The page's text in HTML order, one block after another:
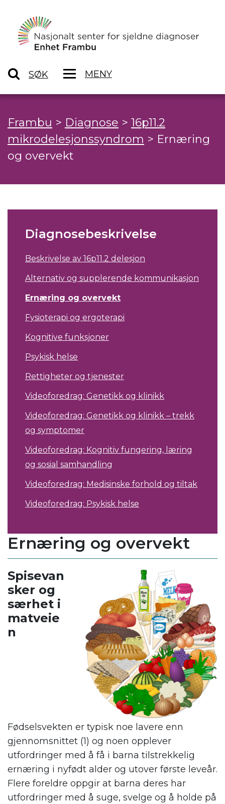
SØK MENY
Frambu > Diagnose > 16p11.2
mikrodelesjonssyndrom > Ernæring
og overvekt
Diagnosebeskrivelse
Beskrivelse av 16p11.2 delesjon
Alternativ og supplerende kommunikasjon
Ernæring og overvekt
Fysioterapi og ergoterapi
Kognitive funksjoner
Psykisk helse
Rettigheter og tjenester
Videoforedrag: Genetikk og klinikk
Videoforedrag: Genetikk og klinikk – trekk
og symptomer
Videoforedrag: Kognitiv fungering, læring
og sosial samhandling
Videoforedrag: Medisinske forhold og tiltak
Videoforedrag: Psykisk helse
Ernæring og overvekt
Spisevan
sker og
særhet i
matveie
n
Fødselsvekten er typisk noe lavere enn
gjennomsnittet (1) og noen opplever
utfordringer med å få i barna tilstrekkelig
ernæring i nyfødt alder og utover første leveår.
Flere foreldre oppgir at barna deres har
utfordringer med å suge, svelge og å holde på